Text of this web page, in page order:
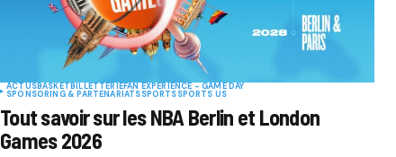
ACTUSBASKET BILLETTERIEFAN EXPERIENCE - GAME DAY
SPONSORING & PARTENARIATSSPORTSSPORTS US
Tout savoir sur les NBA Berlin et London
Games 2026